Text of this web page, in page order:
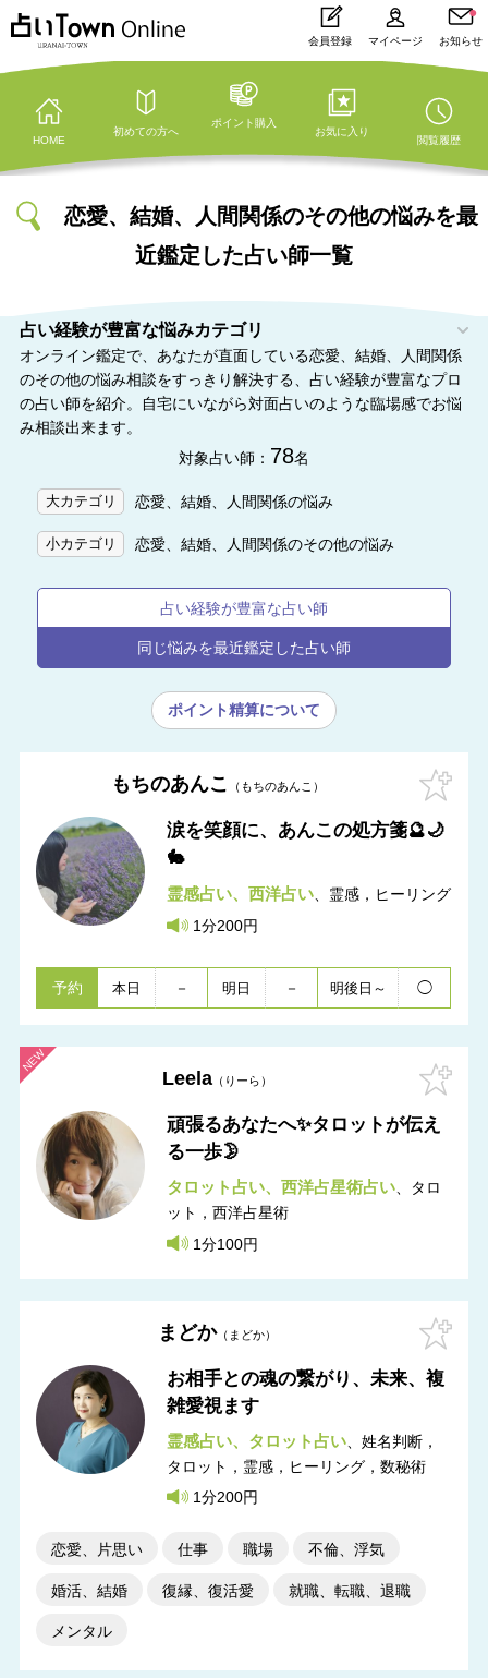
お知らせ
マイページ
会員登録
HOME
初めての方へ
ポイント購入
お気に入り
閲覧履歴
恋愛、結婚、人間関係のその他の悩みを最
近鑑定した占い師一覧
占い経験が豊富な悩みカテゴリ
オンライン鑑定で、あなたが直面している恋愛、結婚、人間関係
のその他の悩み相談をすっきり解決する、占い経験が豊富なプロ
の占い師を紹介。自宅にいながら対面占いのような臨場感でお悩
み相談出来ます。
対象占い師： 78名
大カテゴリ 恋愛、結婚、人間関係の悩み
小カテゴリ 恋愛、結婚、人間関係のその他の悩み
占い経験が豊富な占い師
同じ悩みを最近鑑定した占い師
ポイント精算について
もちのあんこ もちのあんこ
涙を笑顔に、あんこの処方箋🔮🌙
🐇
霊感占い 西洋占い
霊感，ヒーリング
1分200円
予約 本日 － 明日 － 明後日～ ◯
Leela りーら
頑張るあなたへ✨タロットが伝え
る一歩🌛
タロット占い 西洋占星術占い
タロ
ット，西洋占星術
1分100円
まどか まどか
お相手との魂の繋がり、未来、複
雑愛視ます
霊感占い タロット占い
姓名判断，
タロット，霊感，ヒーリング，数秘術
1分200円
恋愛、片思い 仕事 職場 不倫、浮気
婚活、結婚 復縁、復活愛 就職、転職、退職
メンタル